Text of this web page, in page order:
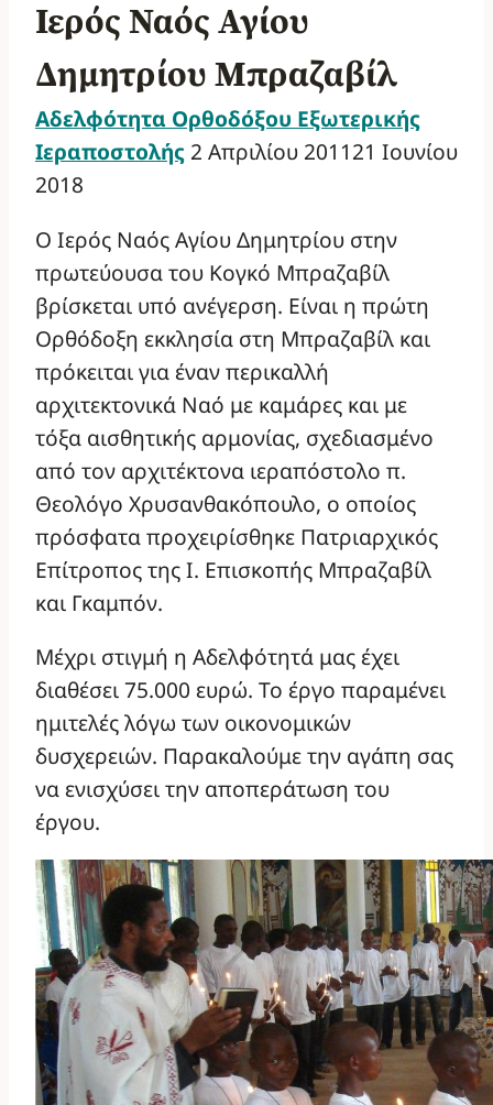
Ιερός Ναός Αγίου
Δημητρίου Μπραζαβίλ
Αδελφότητα Ορθοδόξου Εξωτερικής
Ιεραποστολής 2 Απριλίου 201121 Ιουνίου
2018
Ο Ιερός Ναός Αγίου Δημητρίου στην
πρωτεύουσα του Κογκό Μπραζαβίλ
βρίσκεται υπό ανέγερση. Είναι η πρώτη
Ορθόδοξη εκκλησία στη Μπραζαβίλ και
πρόκειται για έναν περικαλλή
αρχιτεκτονικά Ναό με καμάρες και με
τόξα αισθητικής αρμονίας, σχεδιασμένο
από τον αρχιτέκτονα ιεραπόστολο π.
Θεολόγο Χρυσανθακόπουλο, ο οποίος
πρόσφατα προχειρίσθηκε Πατριαρχικός
Επίτροπος της Ι. Επισκοπής Μπραζαβίλ
και Γκαμπόν.
Μέχρι στιγμή η Αδελφότητά μας έχει
διαθέσει 75.000 ευρώ. Το έργο παραμένει
ημιτελές λόγω των οικονομικών
δυσχερειών. Παρακαλούμε την αγάπη σας
να ενισχύσει την αποπεράτωση του
έργου.